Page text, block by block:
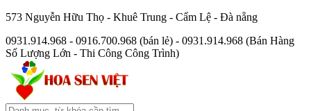
573 Nguyễn Hữu Thọ - Khuê Trung - Cẩm Lệ - Đà nẵng
0931.914.968 - 0916.700.968 (bán lẻ) - 0931.914.968 (Bán Hàng
Số Lượng Lớn - Thi Công Công Trình)